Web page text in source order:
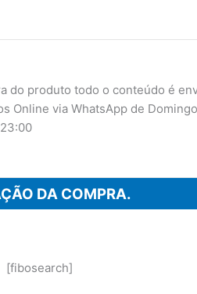
do produto todo o conteúdo é
Online via WhatsApp de
DA COMPRA.
[fibosearch]